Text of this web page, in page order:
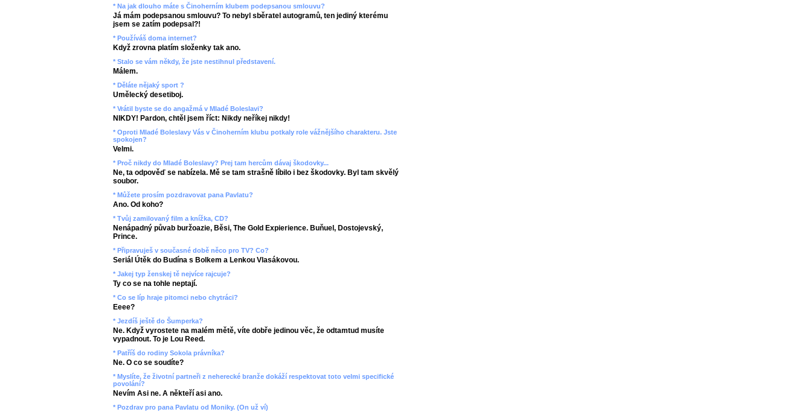
* Na jak dlouho máte s Činoherním klubem podepsanou smlouvu?
Já mám podepsanou smlouvu? To nebyl sběratel autogramů, ten jediný kterému
jsem se zatím podepsal?!
* Používáš doma internet?
Když zrovna platím složenky tak ano.
* Stalo se vám někdy, že jste nestihnul představení.
Málem.
* Děláte nějaký sport ?
Umělecký desetiboj.
* Vrátil byste se do angažmá v Mladé Boleslavi?
NIKDY! Pardon, chtěl jsem říct: Nikdy neříkej nikdy!
* Oproti Mladé Boleslavy Vás v Činoherním klubu potkaly role vážnějšího charakteru. Jste
spokojen?
Velmi.
* Proč nikdy do Mladé Boleslavy? Prej tam hercům dávaj škodovky...
Ne, ta odpověď se nabízela. Mě se tam strašně líbilo i bez škodovky. Byl tam skvělý
soubor.
* Můžete prosím pozdravovat pana Pavlatu?
Ano. Od koho?
* Tvůj zamilovaný film a knížka, CD?
Nenápadný půvab buržoazie, Běsi, The Gold Expierience. Buňuel, Dostojevský,
Prince.
* Připravuješ v současné době něco pro TV? Co?
Seriál Útěk do Budína s Bolkem a Lenkou Vlasákovou.
* Jakej typ ženskej tě nejvíce rajcuje?
Ty co se na tohle neptají.
* Co se líp hraje pitomci nebo chytráci?
Eeee?
* Jezdíš ještě do Šumperka?
Ne. Když vyrostete na malém mětě, víte dobře jedinou věc, že odtamtud musíte
vypadnout. To je Lou Reed.
* Patříš do rodiny Sokola právníka?
Ne. O co se soudíte?
* Myslíte, že životní partneři z neherecké branže dokáží respektovat toto velmi specifické
povolání?
Nevím Asi ne. A někteří asi ano.
* Pozdrav pro pana Pavlatu od Moniky. (On už ví)